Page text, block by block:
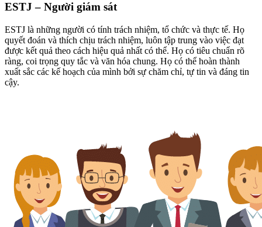
ESTJ – Người giám sát
ESTJ là những người có tính trách nhiệm, tổ chức và thực tế. Họ
quyết đoán và thích chịu trách nhiệm, luôn tập trung vào việc đạt
được kết quả theo cách hiệu quả nhất có thể. Họ có tiêu chuẩn rõ
ràng, coi trọng quy tắc và văn hóa chung. Họ có thể hoàn thành
xuất sắc các kế hoạch của mình bởi sự chăm chỉ, tự tin và đáng tin
cậy.